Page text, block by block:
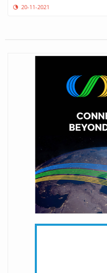
20-11-2021